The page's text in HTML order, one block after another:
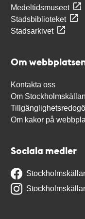
Medeltidsmuseet
Stadsbiblioteket
Stadsarkivet
Om
Kontakta oss
Om Stockholmskällan
Om kakor på
Sociala medier